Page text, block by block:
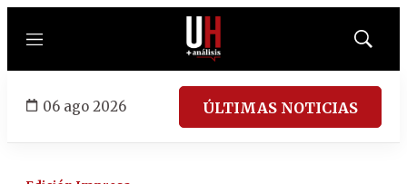
Menú
Mostrar
06 ago 2026 ÚLTIMAS NOTICIAS